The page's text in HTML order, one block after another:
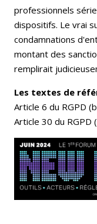
professionnels
dispositifs. Le vrai
condamnations
montant des
remplirait
Les textes de
Article 6 du RGPD
Article 30 du